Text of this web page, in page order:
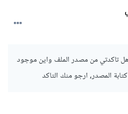
تاكدتي من مصدر الملف واين موجود
المصدر, ارجو منك التاكد